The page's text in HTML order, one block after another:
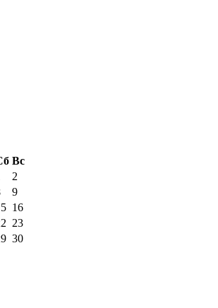
Вс
2
9
16
23
30